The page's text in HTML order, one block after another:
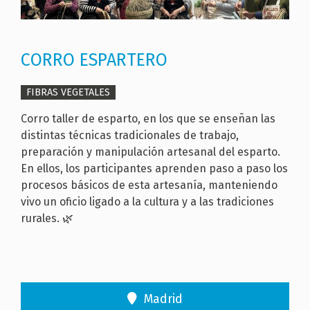
CORRO ESPARTERO
FIBRAS VEGETALES
Corro taller de esparto, en los que se enseñan las
distintas técnicas tradicionales de trabajo,
preparación y manipulación artesanal del esparto.
En ellos, los participantes aprenden paso a paso los
procesos básicos de esta artesanía, manteniendo
vivo un oficio ligado a la cultura y a las tradiciones
rurales. 🌿
Madrid